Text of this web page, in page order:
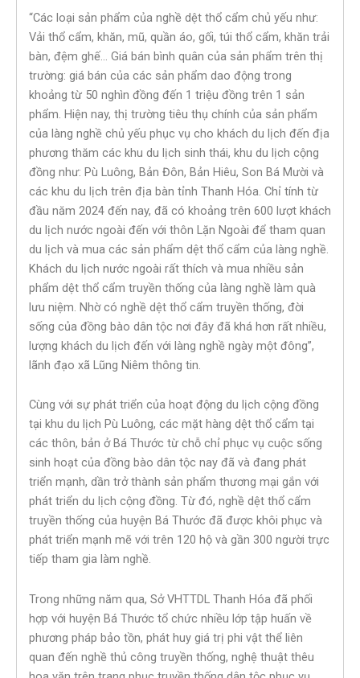
“Các loại sản phẩm của nghề dệt thổ cẩm chủ yếu như:
Vải thổ cẩm, khăn, mũ, quần áo, gối, túi thổ cẩm, khăn trải
bàn, đệm ghế… Giá bán bình quân của sản phẩm trên thị
trường: giá bán của các sản phẩm dao động trong
khoảng từ 50 nghìn đồng đến 1 triệu đồng trên 1 sản
phẩm. Hiện nay, thị trường tiêu thụ chính của sản phẩm
của làng nghề chủ yếu phục vụ cho khách du lịch đến địa
phương thăm các khu du lịch sinh thái, khu du lịch cộng
đồng như: Pù Luông, Bản Đôn, Bản Hiêu, Son Bá Mười và
các khu du lịch trên địa bàn tỉnh Thanh Hóa. Chỉ tính từ
đầu năm 2024 đến nay, đã có khoảng trên 600 lượt khách
du lịch nước ngoài đến với thôn Lặn Ngoài để tham quan
du lịch và mua các sản phẩm dệt thổ cẩm của làng nghề.
Khách du lịch nước ngoài rất thích và mua nhiều sản
phẩm dệt thổ cẩm truyền thống của làng nghề làm quà
lưu niệm. Nhờ có nghề dệt thổ cẩm truyền thống, đời
sống của đồng bào dân tộc nơi đây đã khá hơn rất nhiều,
lượng khách du lịch đến với làng nghề ngày một đông”,
lãnh đạo xã Lũng Niêm thông tin.
Cùng với sự phát triển của hoạt động du lịch cộng đồng
tại khu du lịch Pù Luông, các mặt hàng dệt thổ cẩm tại
các thôn, bản ở Bá Thước từ chỗ chỉ phục vụ cuộc sống
sinh hoạt của đồng bào dân tộc nay đã và đang phát
triển mạnh, dần trở thành sản phẩm thương mại gắn với
phát triển du lịch cộng đồng. Từ đó, nghề dệt thổ cẩm
truyền thống của huyện Bá Thước đã được khôi phục và
phát triển mạnh mẽ với trên 120 hộ và gần 300 người trực
tiếp tham gia làm nghề.
Trong những năm qua, Sở VHTTDL Thanh Hóa đã phối
hợp với huyện Bá Thước tổ chức nhiều lớp tập huấn về
phương pháp bảo tồn, phát huy giá trị phi vật thể liên
quan đến nghề thủ công truyền thống, nghệ thuật thêu